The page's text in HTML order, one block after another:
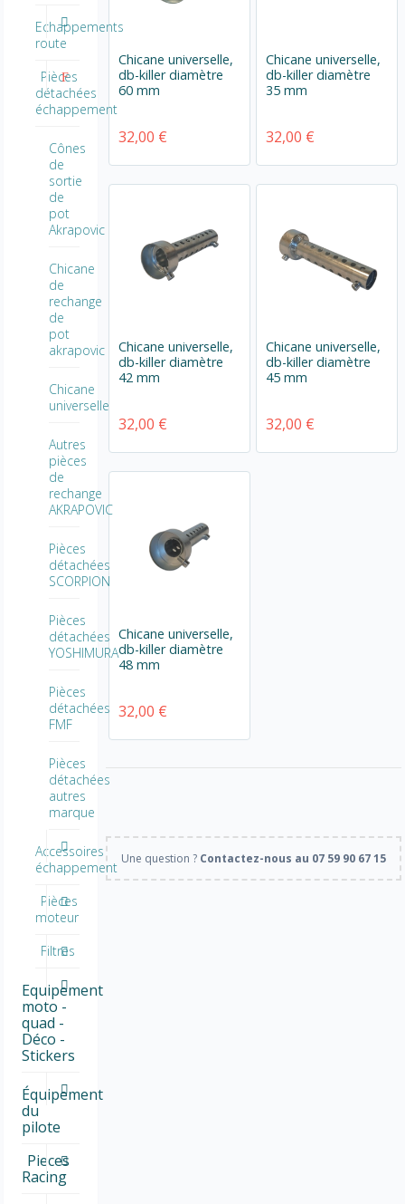
Chicane universelle,
db-killer diamètre
60 mm
32,00 €
Chicane universelle,
db-killer diamètre
35 mm
32,00 €
Chicane universelle,
db-killer diamètre
42 mm
32,00 €
Chicane universelle,
db-killer diamètre
45 mm
32,00 €
Chicane universelle,
db-killer diamètre
48 mm
32,00 €
Une question ? Contactez-nous au 07 59 90 67 15
Echappements
route
Pièces
détachées
échappement
Cônes
de
sortie
de
pot
Akrapovic
Chicane
de
rechange
de
pot
akrapovic
Chicane
universelle
Autres
pièces
de
rechange
AKRAPOVIC
Pièces
détachées
SCORPION
Pièces
détachées
YOSHIMURA
Pièces
détachées
FMF
Pièces
détachées
autres
marque
Accessoires
échappement
Pièces
moteur
Filtres
Equipement
moto -
quad -
Déco -
Stickers
Équipement
du
pilote
Pieces
Racing